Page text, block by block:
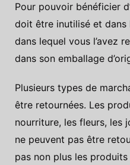
Pour pouvoir bénéficier
doit être inutilisé et dans
dans lequel vous l’avez
dans son emballage
Plusieurs types de
être retournées. Les
nourriture, les fleurs, les
ne peuvent pas être
pas non plus les